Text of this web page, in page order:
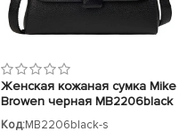
Женская кожаная сумка Mike
Browen черная MB2206black
Код:MB2206black-s